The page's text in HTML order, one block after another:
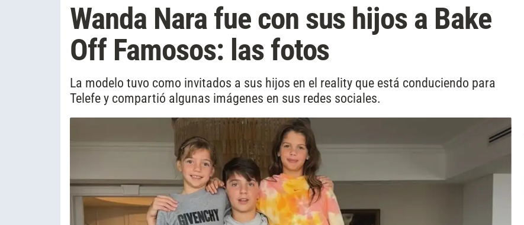
Wanda Nara fue con sus hijos a Bake
Off Famosos: las fotos
La modelo tuvo como invitados a sus hijos en el reality que está conduciendo para
Telefe y compartió algunas imágenes en sus redes sociales.